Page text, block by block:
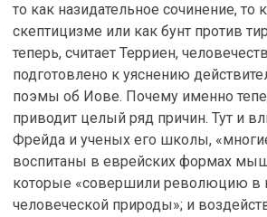
то как назидательное сочинение, то
скептицизме или как бунт против
теперь, считает Терриен,
подготовлено к уяснению
поэмы об Иове. Почему именно
приводит целый ряд причин. Тут и
Фрейда и ученых его школы,
воспитаны в еврейских формах
которые «совершили революцию в
человеческой природы»; и